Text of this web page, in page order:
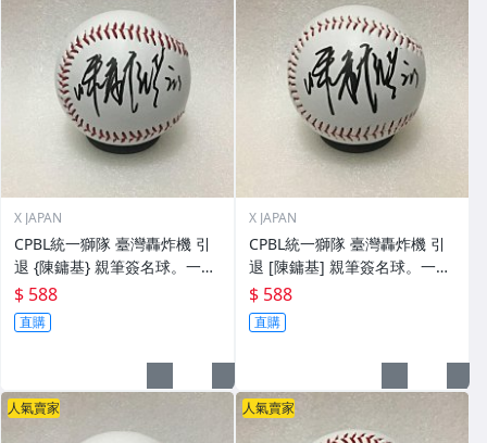
X JAPAN
CPBL統一獅隊 臺灣轟炸機 引
退 {陳鏞基} 親筆簽名球。一般
空白簽名棒球上.1
$ 588
直購
X JAPAN
CPBL統一獅隊 臺灣轟炸機 引
退 [陳鏞基] 親筆簽名球。一般
空白簽名棒球上.0
$ 588
直購
人氣賣家 人氣賣家